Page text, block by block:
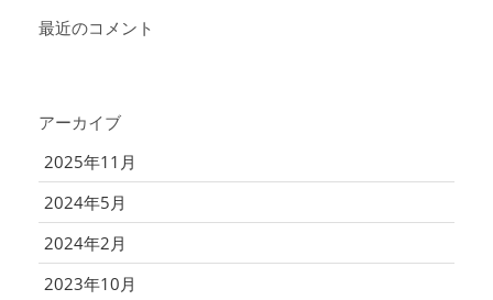
最近のコメント
アーカイブ
2025年11月
2024年5月
2024年2月
2023年10月